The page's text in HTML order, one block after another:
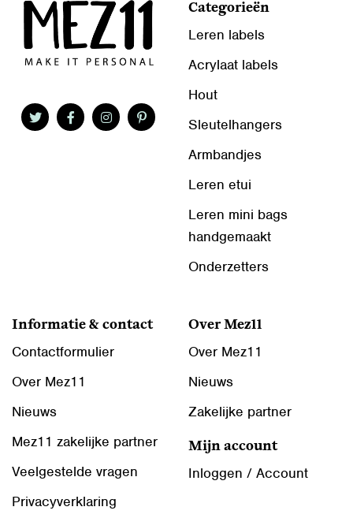
Categorieën
Leren labels
Acrylaat labels
Hout
Sleutelhangers
Armbandjes
Leren etui
Leren mini bags
handgemaakt
Onderzetters
Informatie & contact
Contactformulier
Over Mez11
Nieuws
Mez11 zakelijke partner
Veelgestelde vragen
Privacyverklaring
Over Mez11
Over Mez11
Nieuws
Zakelijke partner
Mijn account
Inloggen / Account